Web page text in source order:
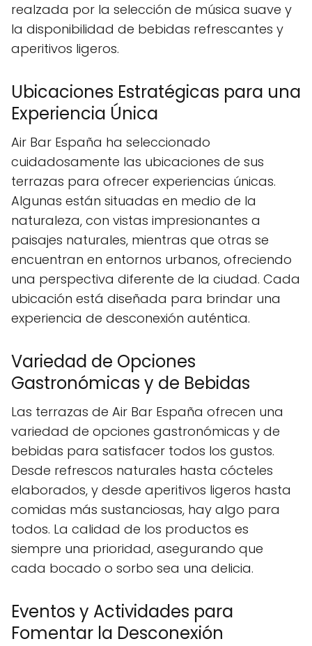
realzada por la selección de música suave y
la disponibilidad de bebidas refrescantes y
aperitivos ligeros.
Ubicaciones Estratégicas para una
Experiencia Única
Air Bar España ha seleccionado
cuidadosamente las ubicaciones de sus
terrazas para ofrecer experiencias únicas.
Algunas están situadas en medio de la
naturaleza, con vistas impresionantes a
paisajes naturales, mientras que otras se
encuentran en entornos urbanos, ofreciendo
una perspectiva diferente de la ciudad. Cada
ubicación está diseñada para brindar una
experiencia de desconexión auténtica.
Variedad de Opciones
Gastronómicas y de Bebidas
Las terrazas de Air Bar España ofrecen una
variedad de opciones gastronómicas y de
bebidas para satisfacer todos los gustos.
Desde refrescos naturales hasta cócteles
elaborados, y desde aperitivos ligeros hasta
comidas más sustanciosas, hay algo para
todos. La calidad de los productos es
siempre una prioridad, asegurando que
cada bocado o sorbo sea una delicia.
Eventos y Actividades para
Fomentar la Desconexión